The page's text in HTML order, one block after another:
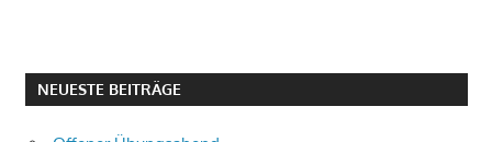
NEUESTE BEITRÄGE